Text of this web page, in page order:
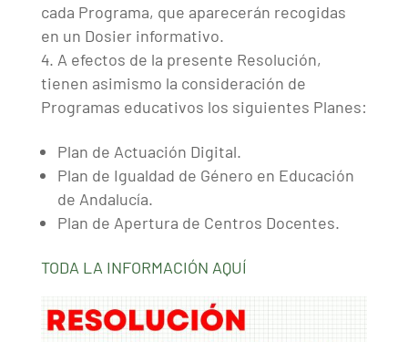
cada Programa, que aparecerán recogidas
en un Dosier informativo.
A efectos de la presente Resolución,
tienen asimismo la consideración de
Programas educativos los siguientes Planes:
Plan de Actuación Digital.
Plan de Igualdad de Género en Educación
de Andalucía.
Plan de Apertura de Centros Docentes.
TODA LA INFORMACIÓN AQUÍ